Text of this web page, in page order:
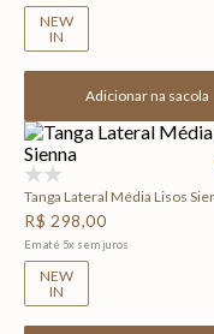
NEW
IN
Adicionar na sacola
Tanga Lateral Média Lisos
R$ 298,00
Em até 5x sem juros
NEW
IN